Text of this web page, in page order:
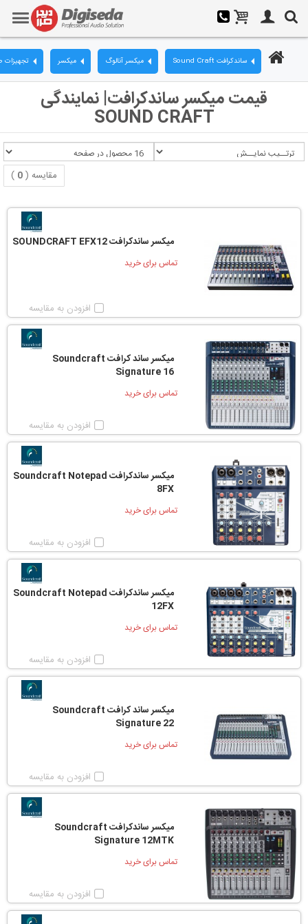
تجهیزات میکسر میکسر آنالوگ ساندکرافت Sound Craft
قیمت میکسر ساندکرافت| نمایندگی
SOUND CRAFT
مقایسه (0
)
میکسر ساندکرافت SOUNDCRAFT EFX12
تماس برای خرید
افزودن به مقایسه
میکسر ساند کرافت Soundcraft
Signature 16
تماس برای خرید
افزودن به مقایسه
میکسر ساندکرافت Soundcraft Notepad
8FX
تماس برای خرید
افزودن به مقایسه
میکسر ساندکرافت Soundcraft Notepad
12FX
تماس برای خرید
افزودن به مقایسه
میکسر ساند کرافت Soundcraft
Signature 22
تماس برای خرید
افزودن به مقایسه
میکسر ساندکرافت Soundcraft
Signature 12MTK
تماس برای خرید
افزودن به مقایسه